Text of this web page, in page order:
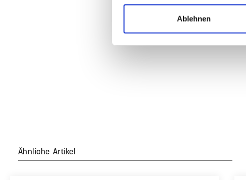
Ablehnen